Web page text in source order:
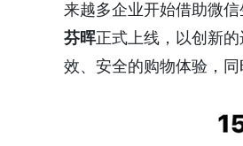
来越多企业开始借助微
芬晖正式上线，以创新
效、安全的购物体验，